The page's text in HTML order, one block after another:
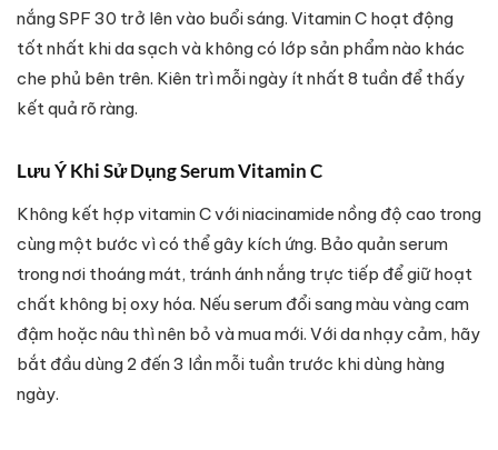
nắng SPF 30 trở lên vào buổi sáng. Vitamin C hoạt động
tốt nhất khi da sạch và không có lớp sản phẩm nào khác
che phủ bên trên. Kiên trì mỗi ngày ít nhất 8 tuần để thấy
kết quả rõ ràng.
Lưu Ý Khi Sử Dụng Serum Vitamin C
Không kết hợp vitamin C với niacinamide nồng độ cao trong
cùng một bước vì có thể gây kích ứng. Bảo quản serum
trong nơi thoáng mát, tránh ánh nắng trực tiếp để giữ hoạt
chất không bị oxy hóa. Nếu serum đổi sang màu vàng cam
đậm hoặc nâu thì nên bỏ và mua mới. Với da nhạy cảm, hãy
bắt đầu dùng 2 đến 3 lần mỗi tuần trước khi dùng hàng
ngày.